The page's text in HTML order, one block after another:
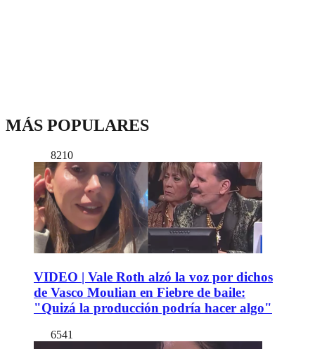
MÁS POPULARES
8210
VIDEO | Vale Roth alzó la voz por dichos
de Vasco Moulian en Fiebre de baile:
"Quizá la producción podría hacer algo"
6541